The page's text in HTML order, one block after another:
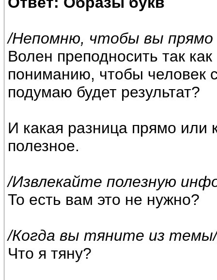
/Непомню, чтобы вы прямо
Волен преподносить так
пониманию, чтобы человек
подумаю будет результат?
И какая разница прямо или
полезное.
/Извлекайте полезную
То есть вам это не нужно?
/Когда вы тяните из темы/
Что я тяну?